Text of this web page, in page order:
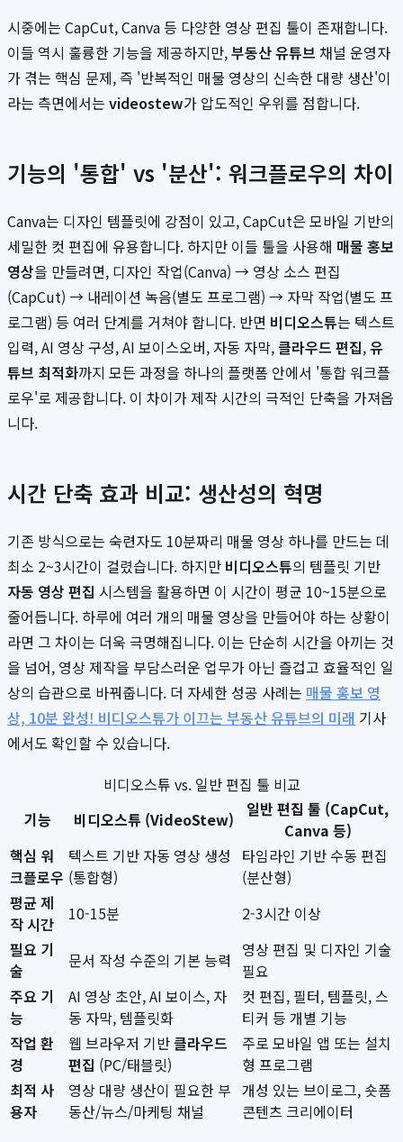
시중에는 CapCut, Canva 등 다양한 영상 편집 툴이 존재합니다.
이들 역시 훌륭한 기능을 제공하지만,부동산 유튜브 채널 운영자
가 겪는 핵심 문제, 즉 '반복적인 매물 영상의 신속한 대량 생산'이
라는 측면에서는 videostew가 압도적인 우위를 점합니다.
기능의 '통합' vs '분산': 워크플로우의 차이
Canva는 디자인 템플릿에 강점이 있고, CapCut은 모바일 기반의
세밀한 컷 편집에 유용합니다. 하지만 이들 툴을 사용해 매물 홍보
영상을 만들려면, 디자인 작업(Canva) → 영상 소스 편집
(CapCut) → 내레이션 녹음(별도 프로그램) → 자막 작업(별도 프
로그램) 등 여러 단계를 거쳐야 합니다. 반면 비디오스튜는 텍스트
입력, AI 영상 구성, AI 보이스오버, 자동 자막,클라우드 편집,유
튜브 최적화까지 모든 과정을 하나의 플랫폼 안에서 '통합 워크플
로우'로 제공합니다. 이 차이가 제작 시간의 극적인 단축을 가져옵
니다.
시간 단축 효과 비교: 생산성의 혁명
기존 방식으로는 숙련자도 10분짜리 매물 영상 하나를 만드는 데
최소 2~3시간이 걸렸습니다. 하지만 비디오스튜의 템플릿 기반
자동 영상 편집 시스템을 활용하면 이 시간이 평균 10~15분으로
줄어듭니다. 하루에 여러 개의 매물 영상을 만들어야 하는 상황이
라면 그 차이는 더욱 극명해집니다. 이는 단순히 시간을 아끼는 것
을 넘어, 영상 제작을 부담스러운 업무가 아닌 즐겁고 효율적인 일
상의 습관으로 바꿔줍니다. 더 자세한 성공 사례는 매물 홍보 영
상, 10분 완성! 비디오스튜가 이끄는 부동산 유튜브의 미래 기사
에서도 확인할 수 있습니다.
비디오스튜 vs. 일반 편집 툴 비교
기능
비디오스튜 (VideoStew)
일반 편집 툴 (CapCut,
Canva 등)
핵심 워
크플로우
텍스트 기반 자동 영상 생성
(통합형)
타임라인 기반 수동 편집
(분산형)
평균 제
작 시간
10-15분
2-3시간 이상
필요 기
술
문서 작성 수준의 기본 능력
영상 편집 및 디자인 기술
필요
주요 기
능
AI 영상 초안, AI 보이스, 자
동 자막, 템플릿화
컷 편집, 필터, 템플릿, 스
티커 등 개별 기능
작업 환
경
웹 브라우저 기반클라우드
편집 (PC/태블릿)
주로 모바일 앱 또는 설치
형 프로그램
최적 사
용자
영상 대량 생산이 필요한 부
동산/뉴스/마케팅 채널
개성 있는 브이로그, 숏폼
콘텐츠 크리에이터